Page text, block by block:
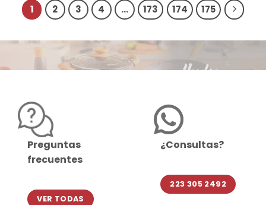
1 2 3 4 … 173 174 175
Preguntas
frecuentes
VER TODAS
¿Consultas?
223 305 2492